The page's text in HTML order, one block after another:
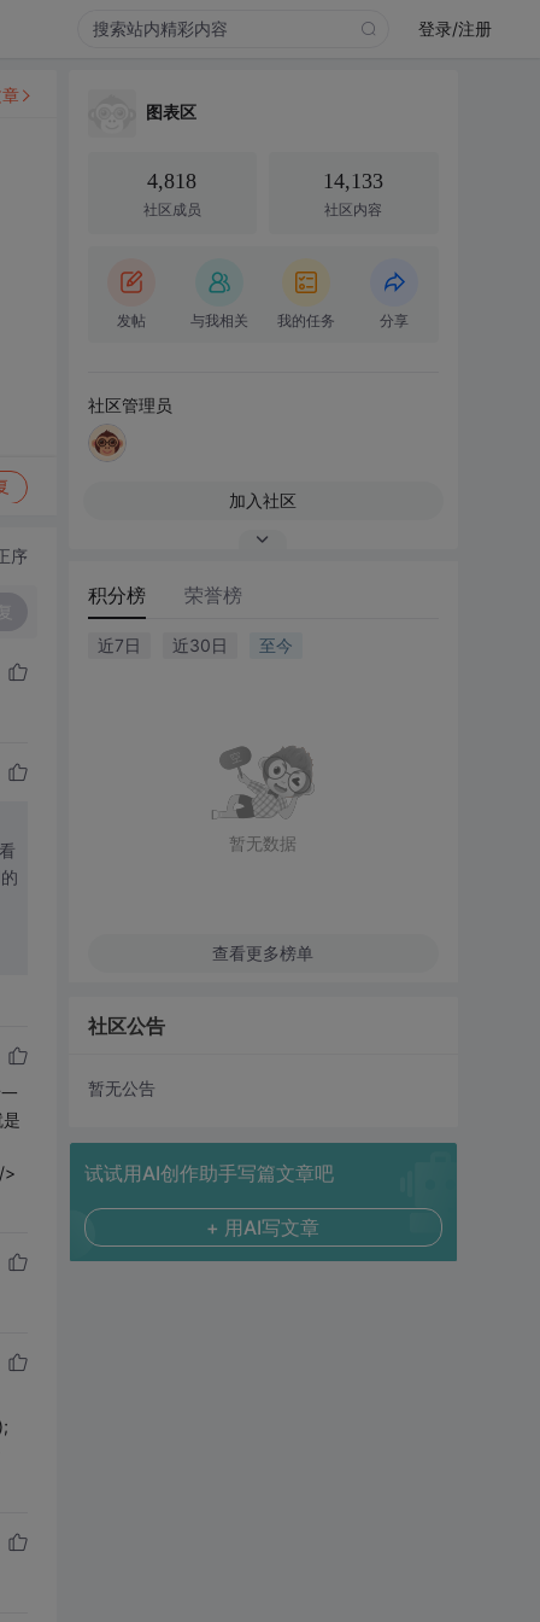
登录/注册
序
>
图表区
4,818
社区成员
14,133
社区内容
发帖 与我相关 我的任务 分享
社区管理员
加入社区
积分榜 荣誉榜
近7日 近30日 至今
暂无数据
查看更多榜单
社区公告
暂无公告
试试用AI创作助手写篇文章吧
+ 用AI写文章